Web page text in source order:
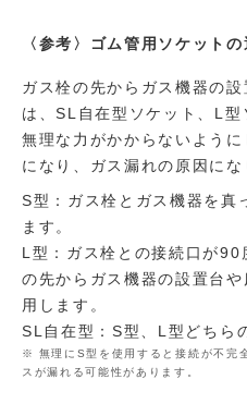
〈参考〉ゴム管用ソケット
ガス栓の先からガス機器の
は、SL自在型ソケット、L
無理な力がかからないよう
になり、ガス漏れの原因にな
S型：ガス栓とガス機器を真
ます。
L型：ガス栓との接続口が
の先からガス機器の設置台
用します。
SL自在型：S型、L型どちら
無理にS型を使用すると接続が不完
スが漏れる可能性があります。